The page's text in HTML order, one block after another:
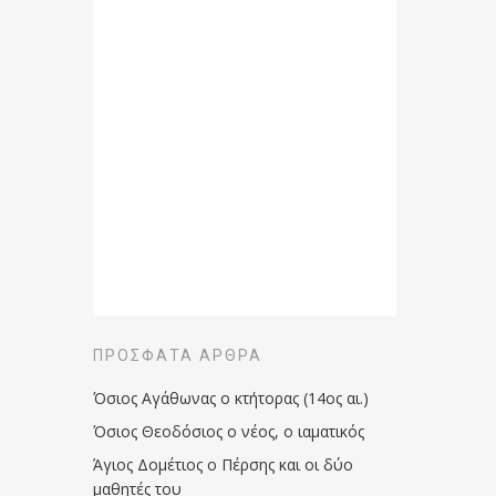
ΠΡΌΣΦΑΤΑ ΆΡΘΡΑ
Όσιος Αγάθωνας ο κτήτορας (14ος αι.)
Όσιος Θεοδόσιος ο νέος, ο ιαματικός
Άγιος Δομέτιος ο Πέρσης και οι δύο
μαθητές του